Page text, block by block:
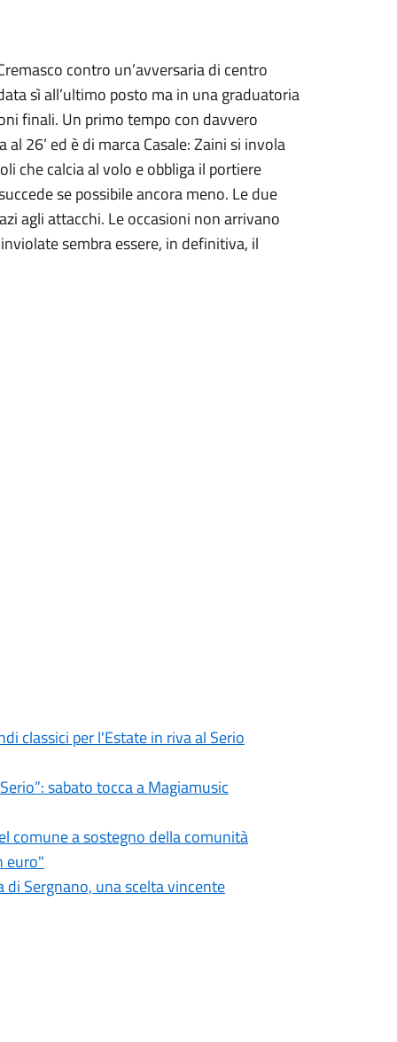
contro un’avversaria di centro
sì all’ultimo posto ma in una graduatoria
finali. Un primo tempo con davvero
26’ ed è di marca Casale: Zaini si invola
che calcia al volo e obbliga il portiere
se possibile ancora meno. Le due
agli attacchi. Le occasioni non arrivano
sembra essere, in definitiva, il
classici per l'Estate in riva al Serio
sabato tocca a Magiamusic
comune a sostegno della comunità
euro"
di Sergnano, una scelta vincente